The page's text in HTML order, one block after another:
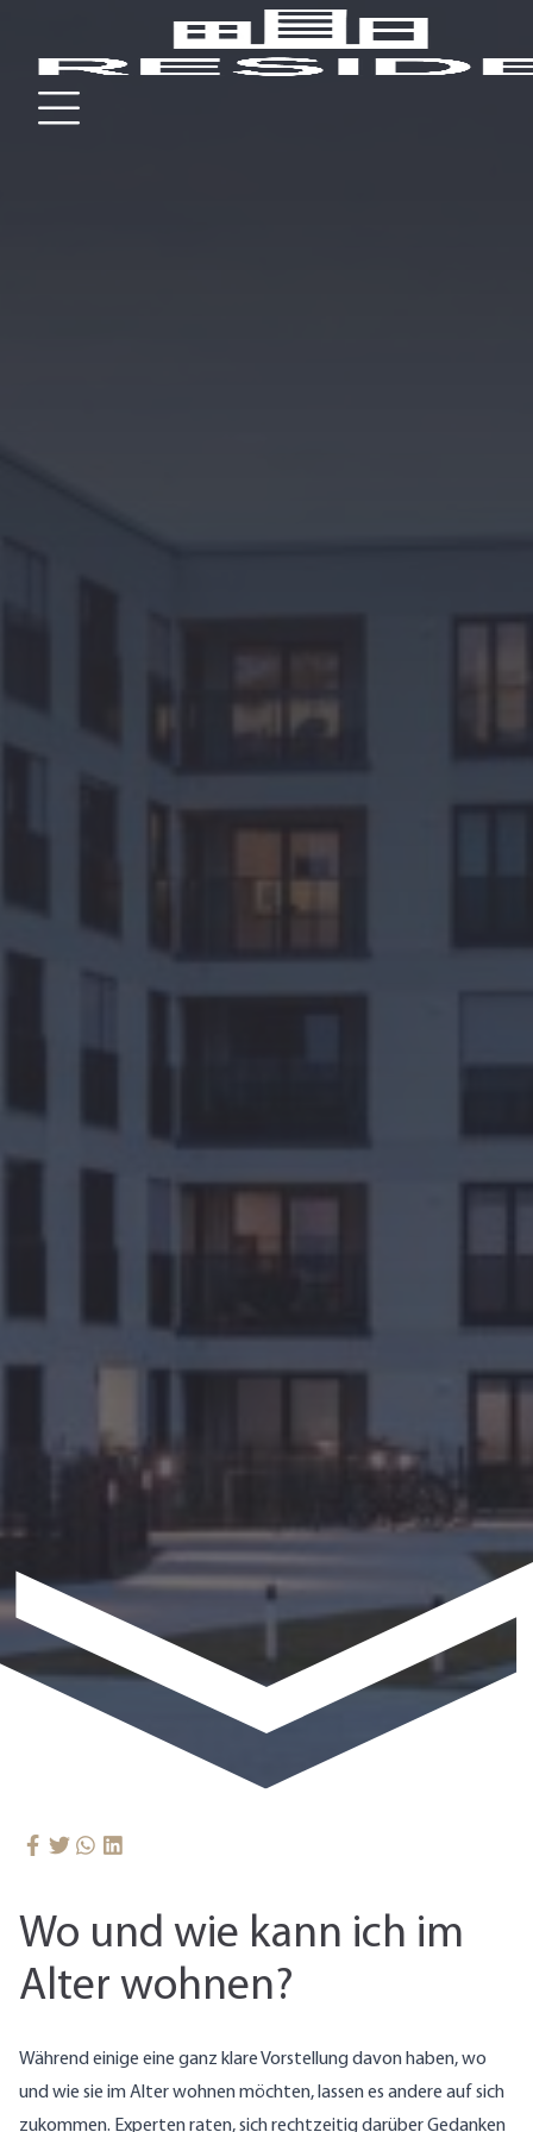
Wo und wie kann ich im
Alter wohnen?
Während einige eine ganz klare Vorstellung davon haben, wo
und wie sie im Alter wohnen möchten, lassen es andere auf sich
zukommen. Experten raten, sich rechtzeitig darüber Gedanken